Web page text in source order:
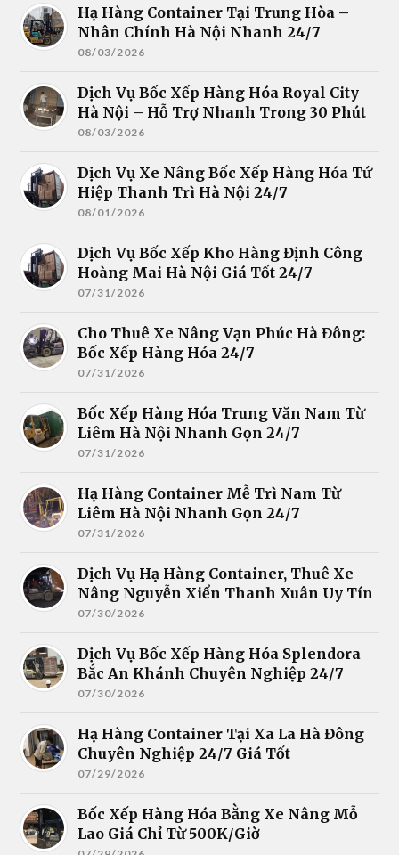
Hạ Hàng Container Tại Trung Hòa –
Nhân Chính Hà Nội Nhanh 24/7
08/03/2026
Dịch Vụ Bốc Xếp Hàng Hóa Royal City
Hà Nội – Hỗ Trợ Nhanh Trong 30 Phút
08/03/2026
Dịch Vụ Xe Nâng Bốc Xếp Hàng Hóa Tứ
Hiệp Thanh Trì Hà Nội 24/7
08/01/2026
Dịch Vụ Bốc Xếp Kho Hàng Định Công
Hoàng Mai Hà Nội Giá Tốt 24/7
07/31/2026
Cho Thuê Xe Nâng Vạn Phúc Hà Đông:
Bốc Xếp Hàng Hóa 24/7
07/31/2026
Bốc Xếp Hàng Hóa Trung Văn Nam Từ
Liêm Hà Nội Nhanh Gọn 24/7
07/31/2026
Hạ Hàng Container Mễ Trì Nam Từ
Liêm Hà Nội Nhanh Gọn 24/7
07/31/2026
Dịch Vụ Hạ Hàng Container, Thuê Xe
Nâng Nguyễn Xiển Thanh Xuân Uy Tín
07/30/2026
Dịch Vụ Bốc Xếp Hàng Hóa Splendora
Bắc An Khánh Chuyên Nghiệp 24/7
07/30/2026
Hạ Hàng Container Tại Xa La Hà Đông
Chuyên Nghiệp 24/7 Giá Tốt
07/29/2026
Bốc Xếp Hàng Hóa Bằng Xe Nâng Mỗ
Lao Giá Chỉ Từ 500K/Giờ